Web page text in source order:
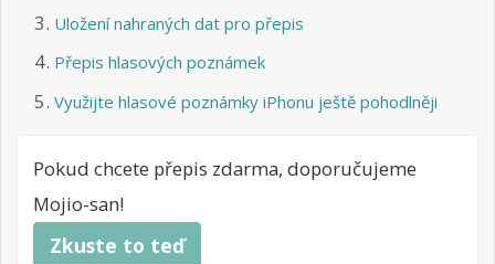
Uložení nahraných dat pro přepis
Přepis hlasových poznámek
Využijte hlasové poznámky iPhonu ještě pohodlněji
Pokud chcete přepis zdarma, doporučujeme
Mojio-san!
Zkuste to teď